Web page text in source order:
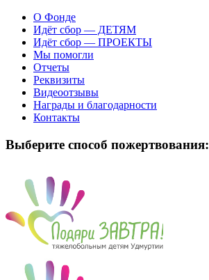
О Фонде
Идёт сбор — ДЕТЯМ
Идёт сбор — ПРОЕКТЫ
Мы помогли
Отчеты
Реквизиты
Видеоотзывы
Награды и благодарности
Контакты
Выберите способ пожертвования: